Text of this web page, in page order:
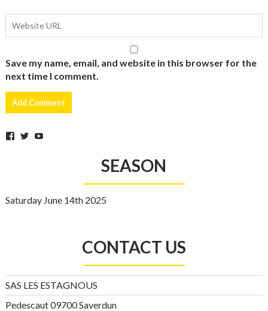
Save my name, email, and website in this browser for the
next time I comment.
Facebook
TwitterYouTube
SEASON
Saturday June 14th 2025
CONTACT US
SAS LES ESTAGNOUS
Pedescaut 09700 Saverdun